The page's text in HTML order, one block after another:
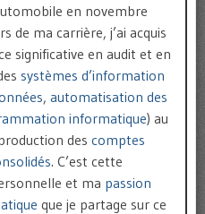
en novembre
de ma carrière, j’ai acquis
significative en audit et en
systèmes d’information
, automatisation des
informatique) au
des comptes
. C’est cette
et ma passion
que je partage sur ce